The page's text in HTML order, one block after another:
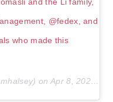
@fedex, and
who made this
on Apr 8, 2020 at 10:43am PDT